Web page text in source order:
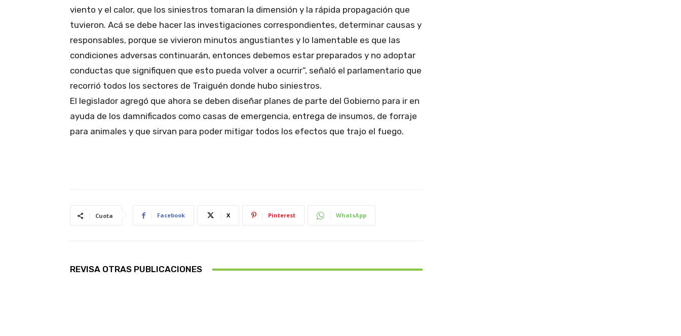
viento y el calor, que los siniestros tomaran la dimensión y la rápida propagación que
tuvieron. Acá se debe hacer las investigaciones correspondientes, determinar causas y
responsables, porque se vivieron minutos angustiantes y lo lamentable es que las
condiciones adversas continuarán, entonces debemos estar preparados y no adoptar
conductas que signifiquen que esto pueda volver a ocurrir”, señaló el parlamentario que
recorrió todos los sectores de Traiguén donde hubo siniestros.
El legislador agregó que ahora se deben diseñar planes de parte del Gobierno para ir en
ayuda de los damnificados como casas de emergencia, entrega de insumos, de forraje
para animales y que sirvan para poder mitigar todos los efectos que trajo el fuego.
Cuota Facebook X Pinterest WhatsApp
REVISA OTRAS PUBLICACIONES